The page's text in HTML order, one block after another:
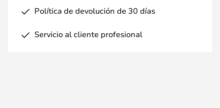
Política de devolución de 30 días
Servicio al cliente profesional